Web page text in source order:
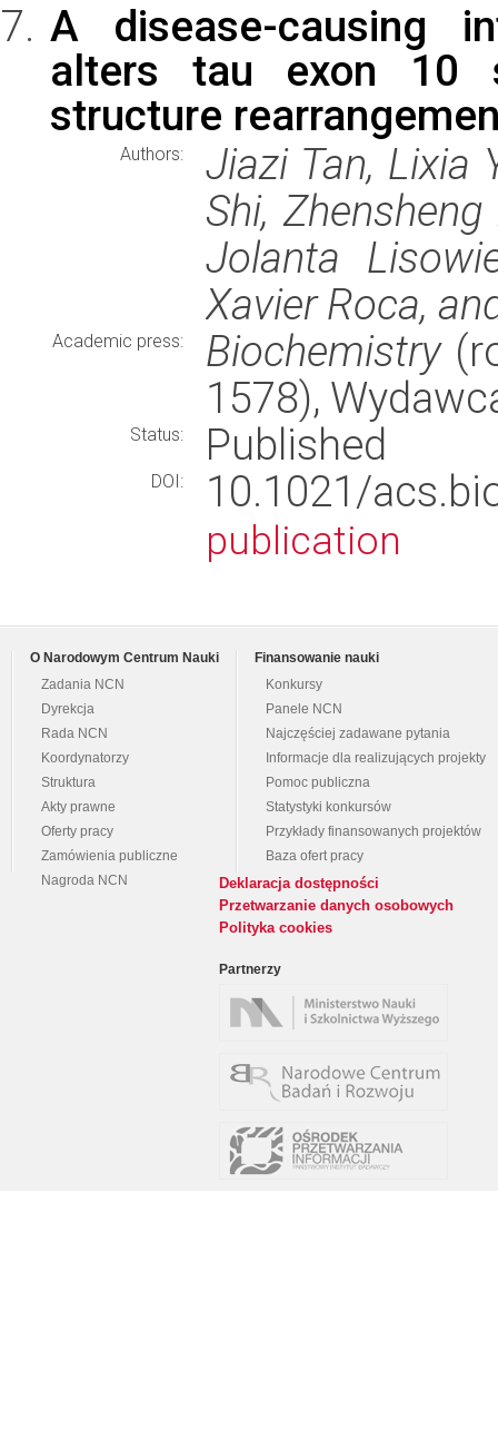
A disease-causing
alters tau exon 10
structure
Authors:
Jiazi Tan, Lixia
Shi,
Jolanta
Xavier Roca,
Academic press: Biochemistry
1578),
Status: Published
DOI: 10.1021/
publication
O Narodowym Centrum Nauki
Zadania NCN
Dyrekcja
Rada NCN
Koordynatorzy
Struktura
Akty prawne
Oferty pracy
Zamówienia publiczne
Nagroda NCN
Finansowanie nauki
Konkursy
Panele NCN
Najczęściej zadawane pytania
Informacje dla realizujących projekty
Pomoc publiczna
Statystyki konkursów
Przykłady finansowanych projektów
Baza ofert pracy
Deklaracja dostępności
Przetwarzanie danych osobowych
Polityka cookies
Partnerzy